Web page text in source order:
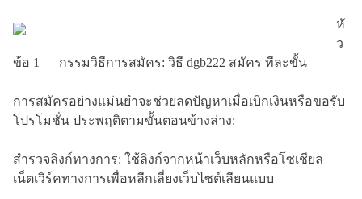
หั
ว
ข้อ 1 — กรรมวิธีการสมัคร: วิธี dgb222 สมัคร ทีละขั้น
การสมัครอย่างแม่นยำจะช่วยลดปัญหาเมื่อเบิกเงินหรือขอรับ
โปรโมชั่น ประพฤติตามขั้นตอนข้างล่าง:
สำรวจลิงก์ทางการ: ใช้ลิงก์จากหน้าเว็บหลักหรือโซเชียล
เน็ตเวิร์คทางการเพื่อหลีกเลี่ยงเว็บไซต์เลียนแบบ